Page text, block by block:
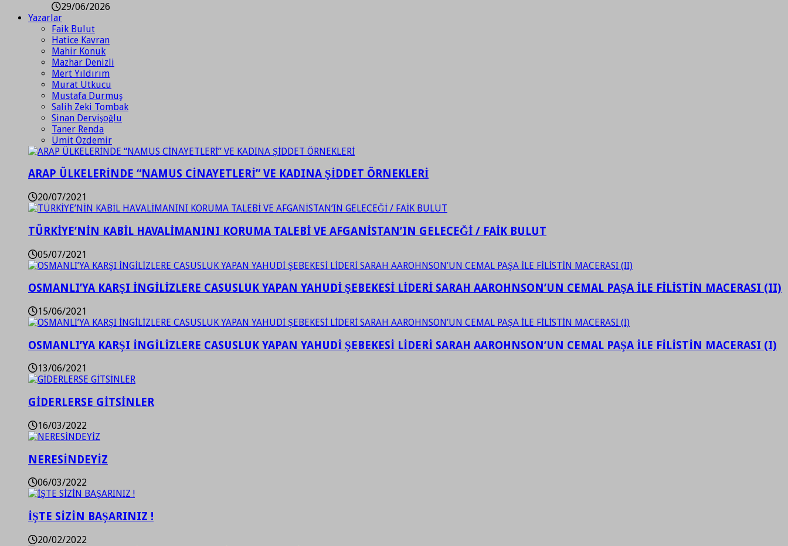
29/06/2026
Yazarlar
Faik Bulut
Hatice Kavran
Mahir Konuk
Mazhar Denizli
Mert Yıldırım
Murat Utkucu
Mustafa Durmuş
Salih Zeki Tombak
Sinan Dervişoğlu
Taner Renda
Ümit Özdemir
ARAP ÜLKELERİNDE “NAMUS CİNAYETLERİ” VE KADINA ŞİDDET ÖRNEKLERİ
20/07/2021
TÜRKİYE’NİN KABİL HAVALİMANINI KORUMA TALEBİ VE AFGANİSTAN’IN GELECEĞİ / FAİK BULUT
05/07/2021
OSMANLI’YA KARŞI İNGİLİZLERE CASUSLUK YAPAN YAHUDİ ŞEBEKESİ LİDERİ SARAH AAROHNSON’UN CEMAL PAŞA İLE FİLİSTİN MACERASI (II)
15/06/2021
OSMANLI’YA KARŞI İNGİLİZLERE CASUSLUK YAPAN YAHUDİ ŞEBEKESİ LİDERİ SARAH AAROHNSON’UN CEMAL PAŞA İLE FİLİSTİN MACERASI (I)
13/06/2021
GİDERLERSE GİTSİNLER
16/03/2022
NERESİNDEYİZ
06/03/2022
İŞTE SİZİN BAŞARINIZ !
20/02/2022